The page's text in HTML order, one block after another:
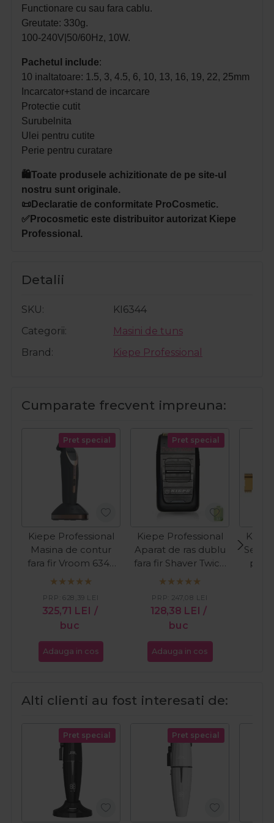
Functionare cu sau fara cablu.
Greutate: 330g.
100-240V|50/60Hz, 10W.
Pachetul include:
10 inaltatoare: 1.5, 3, 4.5, 6, 10, 13, 16, 19, 22, 25mm
Incarcator+stand de incarcare
Protectie cutit
Surubelnita
Ulei pentru cutite
Perie pentru curatare
🛍️Toate produsele achizitionate de pe site-ul
nostru sunt originale.
📜Declaratie de conformitate ProCosmetic.
✅Procosmetic este distribuitor autorizat Kiepe
Professional.
Detalii
SKU
KI6344
Categorii
Masini de tuns
Brand
Kiepe Professional
Cumparate frecvent impreuna:
Pret special
Kiepe Professional
Masina de contur
fara fir Vroom 6345
11000RPM Cordless
325,71 LEI /
buc
PRP:628,39 LEI
Adauga in cos
Pret special
Kiepe Professional
Aparat de ras dublu
fara fir Shaver Twice
Finish Cordless
128,38 LEI /
buc
PRP: 247,08 LEI
Adauga in cos
Set
Alti clienti au fost interesati de:
Pret special Pret special